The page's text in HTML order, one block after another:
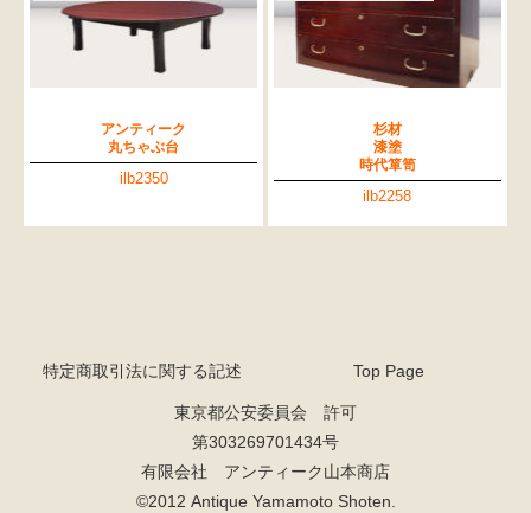
アンティーク
丸ちゃぶ台
ilb2350
杉材
漆塗
時代箪笥
ilb2258
特定商取引法に関する記述 Top Page
東京都公安委員会 許可
第303269701434号
有限会社 アンティーク山本商店
©2012 Antique Yamamoto Shoten.